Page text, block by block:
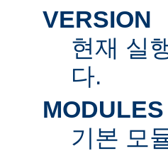
VERSION
현재 실
다.
MODULES
기본 모